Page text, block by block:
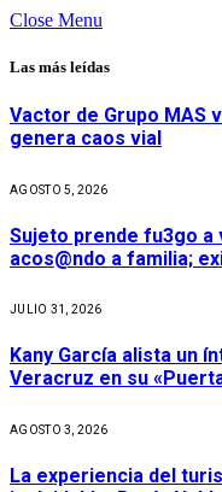
Close Menu
Las más leídas
Vactor de Grupo MAS
genera caos vial
AGOSTO 5, 2026
Sujeto prende fu3go a
acos@ndo a familia;
JULIO 31, 2026
Kany García alista un
Veracruz en su
AGOSTO 3, 2026
La experiencia del